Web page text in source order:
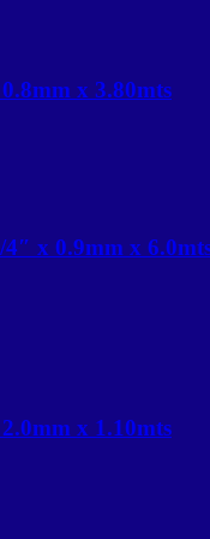
x 3.80mts
x 0.9mm x
x 1.10mts